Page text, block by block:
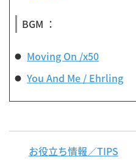
BGM ：
Moving On /x50
You And Me / Ehrling
お役立ち情報／TIPS